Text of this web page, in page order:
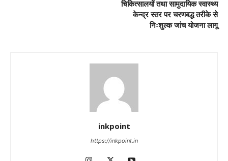
चिकित्सालयों तथा सामुदायिक स्वास्थ्य
केन्द्र स्तर पर चरणबद्ध तरीके से
निःशुल्क जांच योजना लागू
inkpoint
https://inkpoint.in